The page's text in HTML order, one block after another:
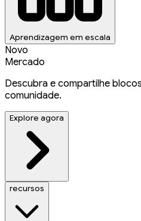
Aprendizagem em escala
Novo
Mercado
Descubra e compartilhe
comunidade.
Explore agora
recursos